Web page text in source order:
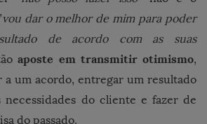
vou dar o melhor de mim para poder
de acordo com as suas
aposte em transmitir otimismo,
a um acordo, entregar um resultado
necessidades do cliente e fazer de
do passado.